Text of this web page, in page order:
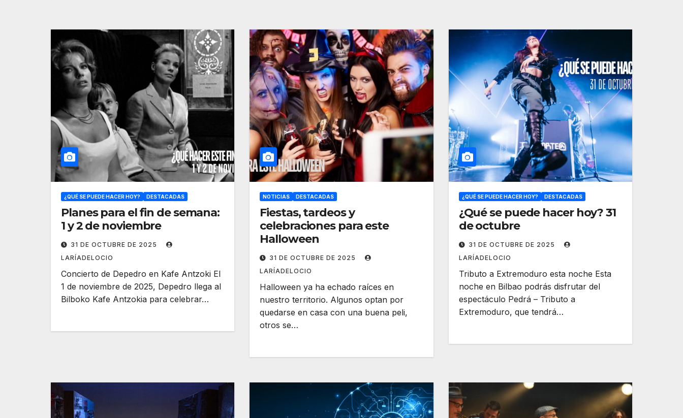
¿QUÉ SE PUEDE HACER HOY? DESTACADAS
Planes para el fin de semana:
1 y 2 de noviembre
31 DE OCTUBRE DE 2025
LARÍADELOCIO
Concierto de Depedro en Kafe Antzoki El
1 de noviembre de 2025, Depedro llega al
Bilboko Kafe Antzokia para celebrar…
NOTICIAS DESTACADAS
Fiestas, tardeos y
celebraciones para este
Halloween
31 DE OCTUBRE DE 2025
LARÍADELOCIO
Halloween ya ha echado raíces en
nuestro territorio. Algunos optan por
quedarse en casa con una buena peli,
otros se…
¿QUÉ SE PUEDE HACER HOY? DESTACADAS
¿Qué se puede hacer hoy? 31
de octubre
31 DE OCTUBRE DE 2025
LARÍADELOCIO
Tributo a Extremoduro esta noche Esta
noche en Bilbao podrás disfrutar del
espectáculo Pedrá – Tributo a
Extremoduro, que tendrá…